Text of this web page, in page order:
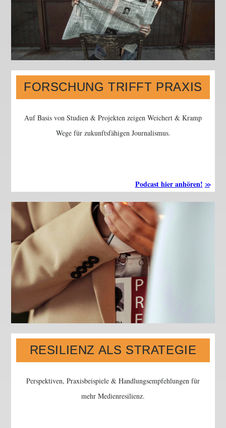
FORSCHUNG TRIFFT PRAXIS
Auf Basis von Studien & Projekten zeigen Weichert & Kramp
Wege für zukunftsfähigen Journalismus.
Podcast hier anhören!
RESILIENZ ALS STRATEGIE
Perspektiven, Praxisbeispiele & Handlungsempfehlungen für
mehr Medienresilienz.